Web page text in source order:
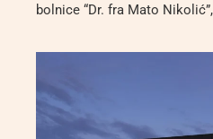
bolnice “Dr. fra Mato